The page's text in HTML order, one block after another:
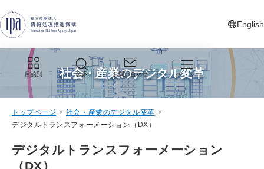
English
新しいタ
目的別 検索 お問い合わせ メニュー
社会・産業のデジタル変革
トップページ
社会・産業のデジタル変革
デジタルトランスフォーメーション（DX）
デジタルトランスフォーメーション
（DX）